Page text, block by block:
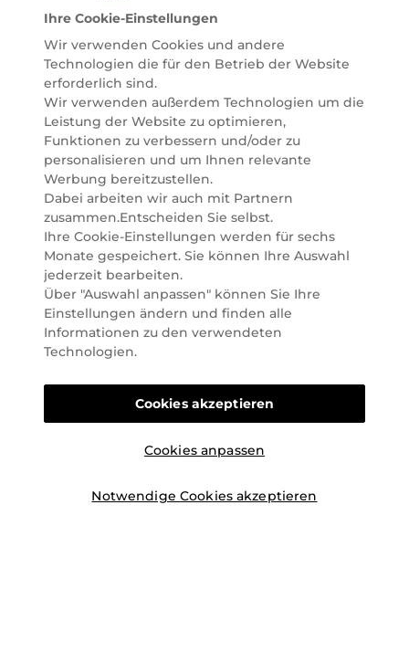
Online Beauty Beratungen und bestellen Sie ganz
einfach alles für Ihre Beauty Routine direkt nach
Hause oder in Ihre Wunsch-Parfümerie liefern.
BERATUNG & EXPERTISE
Marionnaud wurde im Jahr 1984 in Paris gegründet
und ist seit 2001 in Österreich vertreten. Mit rund 80
Parfümerien und unserem Online Shop sind wir
Marktführer im selektiven Beautyhandel in
Österreich. Seit 2023 liefern wir auch nach
Deutschland. Durch abwechselnde Aktionen und
attraktive Angebote zu allen Anlässen finden Sie bei
Marionnaud alles, was Beauty Herzen höherschlagen
lässt. Wir glauben fest daran, dass Freude auf viele
Arten geschaffen werden kann. Vom beruhigenden
und pflegenden Gefühl Ihrer Lieblingsaugencreme
bis zur positiven Verpflichtung zu nachhaltigen
Rohstoffen. Darum suchen wir jeden Tag nach
Wegen, um Ihnen das tägliche Wohlfühlen zu
können online und offline zu beraten und bei Ihren
Fragen zu unterstützen.
Ihre Cookie-Einstellungen
Wir verwenden Cookies und andere
Technologien die für den Betrieb der Website
erforderlich sind.
Wir verwenden außerdem Technologien um die
Leistung der Website zu optimieren,
Funktionen zu verbessern und/oder zu
personalisieren und um Ihnen relevante
Werbung bereitzustellen.
Dabei arbeiten wir auch mit Partnern
zusammen.Entscheiden Sie selbst.
Ihre Cookie-Einstellungen werden für sechs
Monate gespeichert. Sie können Ihre Auswahl
jederzeit bearbeiten.
Über "Auswahl anpassen" können Sie Ihre
Einstellungen ändern und finden alle
Informationen zu den verwendeten
Technologien.
Cookies anpassen
Notwendige Cookies akzeptieren
Cookies akzeptieren